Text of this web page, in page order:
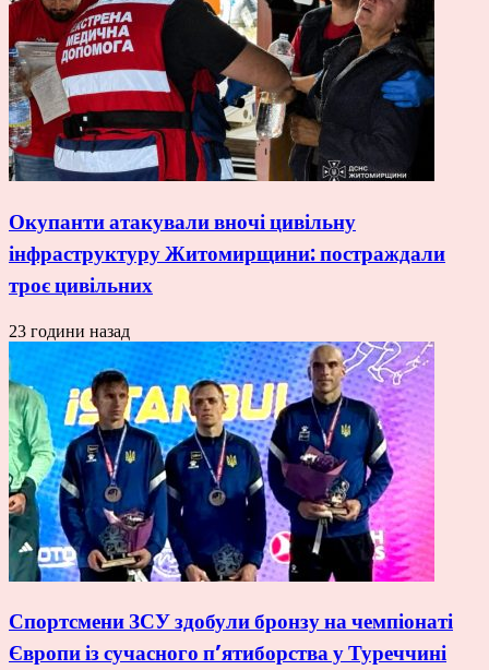
Окупанти атакували вночі цивільну
інфраструктуру Житомирщини: постраждали
троє цивільних
23 години назад
Спортсмени ЗСУ здобули бронзу на чемпіонаті
Європи із сучасного п’ятиборства у Туреччині